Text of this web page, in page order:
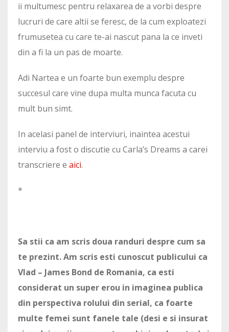
ii multumesc pentru relaxarea de a vorbi despre
lucruri de care altii se feresc, de la cum exploatezi
frumusetea cu care te-ai nascut pana la ce inveti
din a fi la un pas de moarte.
Adi Nartea e un foarte bun exemplu despre
succesul care vine dupa multa munca facuta cu
mult bun simt.
In acelasi panel de interviuri, inaintea acestui
interviu a fost o discutie cu Carla’s Dreams a carei
transcriere e aici.
*
Sa stii ca am scris doua randuri despre cum sa
te prezint. Am scris esti cunoscut publicului ca
Vlad – James Bond de Romania, ca esti
considerat un super erou in imaginea publica
din perspectiva rolului din serial, ca foarte
multe femei sunt fanele tale (desi e si insurat